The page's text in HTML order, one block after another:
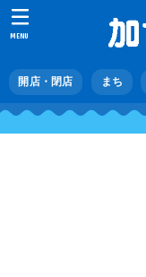
開店・閉店 まち
MENU